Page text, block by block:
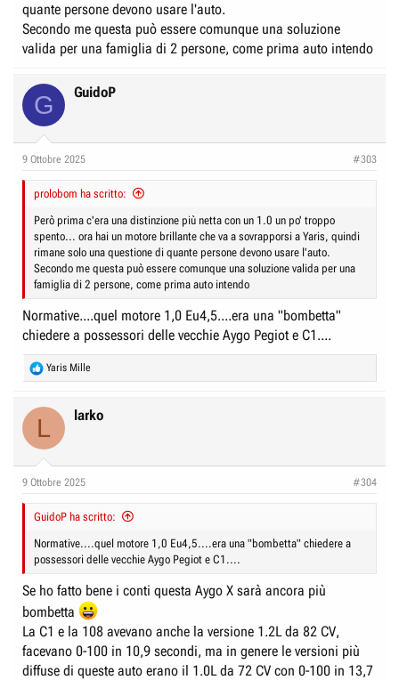
quante persone devono usare l'auto.
Secondo me questa può essere comunque una soluzione
valida per una famiglia di 2 persone, come prima auto intendo
G GuidoP
9 Ottobre 2025 #303
prolobom ha scritto:
Però prima c'era una distinzione più netta con un 1.0 un po' troppo
spento... ora hai un motore brillante che va a sovrapporsi a Yaris, quindi
rimane solo una questione di quante persone devono usare l'auto.
Secondo me questa può essere comunque una soluzione valida per una
famiglia di 2 persone, come prima auto intendo
Normative....quel motore 1,0 Eu4,5....era una "bombetta"
chiedere a possessori delle vecchie Aygo Pegiot e C1....
R
e
s
Yaris Mille
L larko
9 Ottobre 2025 #304
GuidoP ha scritto:
Normative....quel motore 1,0 Eu4,5....era una "bombetta" chiedere a
possessori delle vecchie Aygo Pegiot e C1....
Se ho fatto bene i conti questa Aygo X sarà ancora più
bombetta
La C1 e la 108 avevano anche la versione 1.2L da 82 CV,
facevano 0-100 in 10,9 secondi, ma in genere le versioni più
diffuse di queste auto erano il 1.0L da 72 CV con 0-100 in 13,7